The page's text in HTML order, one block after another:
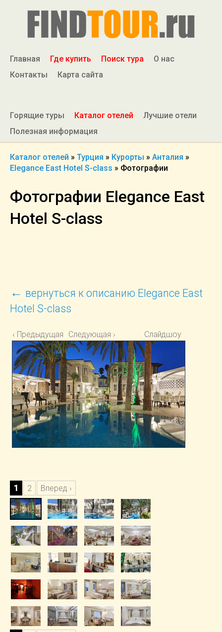
Главная Где купить Поиск тура
О нас
Контакты
Карта сайта
Горящие туры Каталог отелей
Лучшие отели
Полезная информация
Каталог отелей » Турция » Курорты » Анталия »
Elegance East Hotel S-class » Фотографии
Фотографии Elegance East
Hotel S-class
← вернуться к описанию Elegance East
Hotel S-class
‹ Предыдущая Следующая › Слайдшоу
1 2 Вперед ›